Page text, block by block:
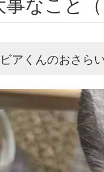
アくんのおさら